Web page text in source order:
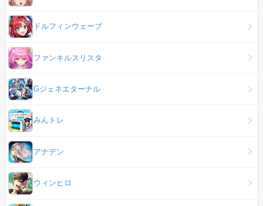
ドルフィンウェーブ
ファンキルスリスタ
Gジェネエターナル
みんトレ
アナデン
ウィンヒロ